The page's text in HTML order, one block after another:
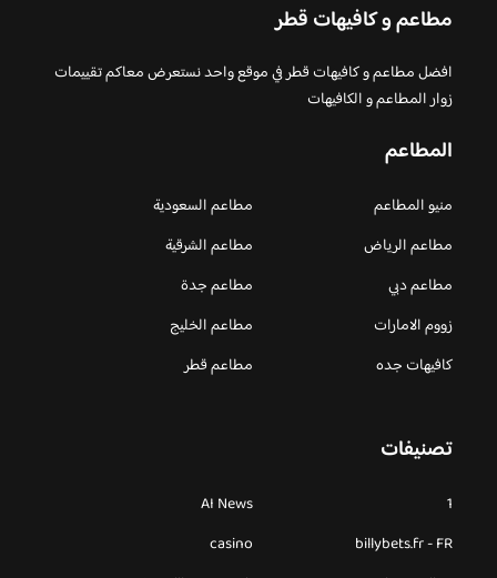
مطاعم و كافيهات قطر
افضل مطاعم و كافيهات قطر في موقع واحد نستعرض معاكم تقييمات
زوار المطاعم و الكافيهات
المطاعم
منيو المطاعم
مطاعم السعودية
مطاعم الرياض
مطاعم الشرقية
مطاعم دبي
مطاعم جدة
زووم الامارات
مطاعم الخليج
كافيهات جده
مطاعم قطر
تصنيفات
1
AI News
billybets.fr - FR
casino